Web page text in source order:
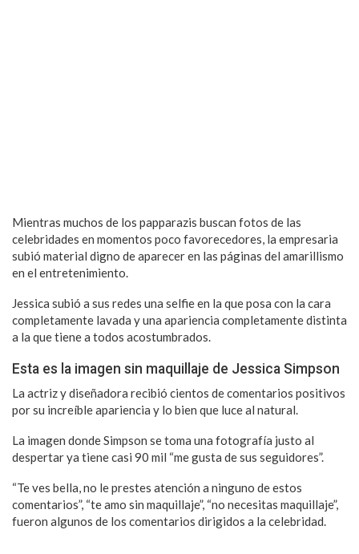
Mientras muchos de los papparazis buscan fotos de las
celebridades en momentos poco favorecedores, la empresaria
subió material digno de aparecer en las páginas del amarillismo
en el entretenimiento.
Jessica subió a sus redes una selfie en la que posa con la cara
completamente lavada y una apariencia completamente distinta
a la que tiene a todos acostumbrados.
Esta es la imagen sin maquillaje de Jessica Simpson
La actriz y diseñadora recibió cientos de comentarios positivos
por su increíble apariencia y lo bien que luce al natural.
La imagen donde Simpson se toma una fotografía justo al
despertar ya tiene casi 90 mil “me gusta de sus seguidores”.
“Te ves bella, no le prestes atención a ninguno de estos
comentarios”, “te amo sin maquillaje”, “no necesitas maquillaje”,
fueron algunos de los comentarios dirigidos a la celebridad.